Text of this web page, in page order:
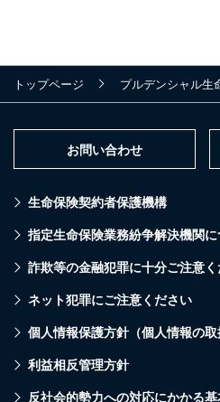
トップページ プルデンシャル生
生命保険契約者保護機構
指定生命保険業務紛争解決機関に
詐欺等の金融犯罪に十分ご注意
ネット犯罪にご注意ください
個人情報保護方針（個人情報の取
利益相反管理方針
反社会的勢力への対応にかかる
お問い合わせ